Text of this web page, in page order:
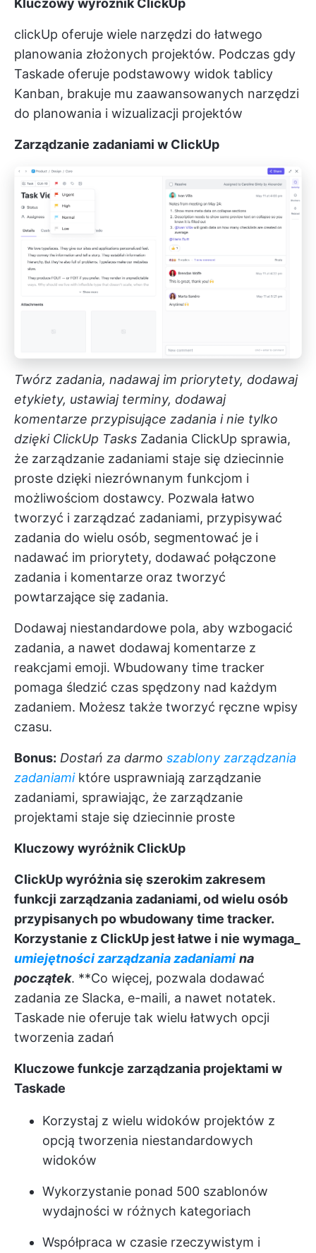
Kluczowy wyróżnik ClickUp
clickUp oferuje wiele narzędzi do łatwego
planowania złożonych projektów. Podczas gdy
Taskade oferuje podstawowy widok tablicy
Kanban, brakuje mu zaawansowanych narzędzi
do planowania i wizualizacji projektów
Zarządzanie zadaniami w ClickUp
Twórz zadania, nadawaj im priorytety, dodawaj
etykiety, ustawiaj terminy, dodawaj
komentarze przypisujące zadania i nie tylko
dzięki ClickUp Tasks Zadania ClickUp sprawia,
że zarządzanie zadaniami staje się dziecinnie
proste dzięki niezrównanym funkcjom i
możliwościom dostawcy. Pozwala łatwo
tworzyć i zarządzać zadaniami, przypisywać
zadania do wielu osób, segmentować je i
nadawać im priorytety, dodawać połączone
zadania i komentarze oraz tworzyć
powtarzające się zadania.
Dodawaj niestandardowe pola, aby wzbogacić
zadania, a nawet dodawaj komentarze z
reakcjami emoji. Wbudowany time tracker
pomaga śledzić czas spędzony nad każdym
zadaniem. Możesz także tworzyć ręczne wpisy
czasu.
Bonus: Dostań za darmo szablony zarządzania
zadaniamiktóre usprawniają zarządzanie
zadaniami, sprawiając, że zarządzanie
projektami staje się dziecinnie proste
Kluczowy wyróżnik ClickUp
ClickUp wyróżnia się szerokim zakresem
funkcji zarządzania zadaniami, od wielu osób
przypisanych po wbudowany time tracker.
Korzystanie z ClickUp jest łatwe i nie wymaga_
umiejętności zarządzania zadaniami na
początek. **Co więcej, pozwala dodawać
zadania ze Slacka, e-maili, a nawet notatek.
Taskade nie oferuje tak wielu łatwych opcji
tworzenia zadań
Kluczowe funkcje zarządzania projektami w
Taskade
Korzystaj z wielu widoków projektów z
opcją tworzenia niestandardowych
widoków
Wykorzystanie ponad 500 szablonów
wydajności w różnych kategoriach
Współpraca w czasie rzeczywistym i